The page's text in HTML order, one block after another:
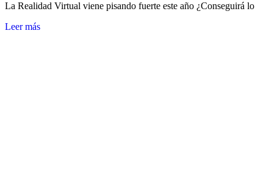
La Realidad Virtual viene pisando fuerte este año ¿Conseguirá
Leer más